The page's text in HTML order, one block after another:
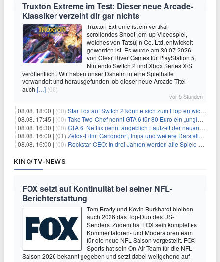
Truxton Extreme im Test: Dieser neue Arcade-
Klassiker verzeiht dir gar nichts
Truxton Extreme ist ein vertikal
scrollendes Shoot-‚em-up-Videospiel,
welches von Tatsujin Co. Ltd. entwickelt
geworden ist. Es wurde am 30.07.2026
von Clear River Games für PlayStation 5,
Nintendo Switch 2 und Xbox Series X/S
veröffentlicht. Wir haben unser Daheim in eine Spielhalle
verwandelt und herausgefunden, ob dieser neue Arcade-Titel
auch […] (00)
vor 5 Stunden
08.08. 18:00 | (00) Star Fox auf Switch 2 könnte sich zum Flop entwickeln
08.08. 17:45 | (00) Take-Two-Chef nennt GTA 6 für 80 Euro ein „unglaubliches Schnäppchen“
08.08. 16:30 | (00) GTA 6: Netflix nennt angeblich Laufzeit der neuen Gameplay-Präsentation
08.08. 16:00 | (01) Zelda-Film: Ganondorf, Impa und weitere Darsteller sollen feststehen
08.08. 16:00 | (00) Rockstar-CEO: In drei Jahren werden alle Spiele gestreamt
KINO/TV-NEWS
FOX setzt auf Kontinuität bei seiner NFL-
Berichterstattung
Tom Brady und Kevin Burkhardt bleiben
auch 2026 das Top-Duo des US-
Senders. Zudem hat FOX sein komplettes
Kommentatoren- und Moderatorenteam
für die neue NFL-Saison vorgestellt. FOX
Sports hat sein On-Air-Team für die NFL-
Saison 2026 bekannt gegeben und setzt dabei weitgehend auf